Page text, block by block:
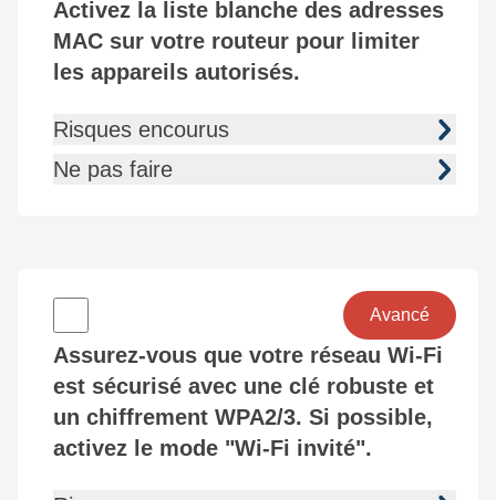
Activez la liste blanche des adresses
MAC sur votre routeur pour limiter
les appareils autorisés.
Risques encourus
Ne pas faire
Avancé
Assurez-vous que votre réseau Wi-Fi
est sécurisé avec une clé robuste et
un chiffrement WPA2/3. Si possible,
activez le mode "Wi-Fi invité".